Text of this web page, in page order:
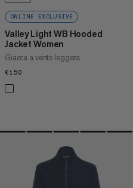
ONLINE EXCLUSIVE
Valley Light WB Hooded
Jacket Women
Giacca a vento leggera
€150